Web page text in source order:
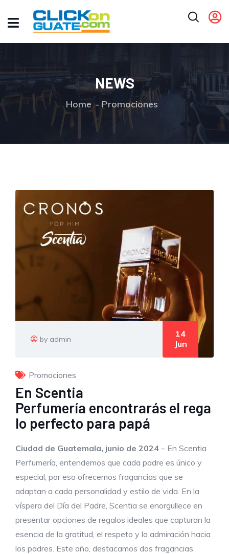
NEWS
Home Promociones
by admin
14
Jun
Promociones
En Scentia
Perfumería encontrarás el rega
lo perfecto para papá
Ciudad de Guatemala, junio de 2024 – En Scentia
Perfumería, entendemos que cada padre es único y
especial, por eso ofrecemos fragancias que se
adaptan a cada personalidad y estilo de vida. En la
víspera del Día del Padre, Scentia se enorgullece en
presentar opciones de regalos ideales que capturan la
esencia de la gratitud, el respeto y la admiración hacia
los padres. Este año, destacamos dos fragancias